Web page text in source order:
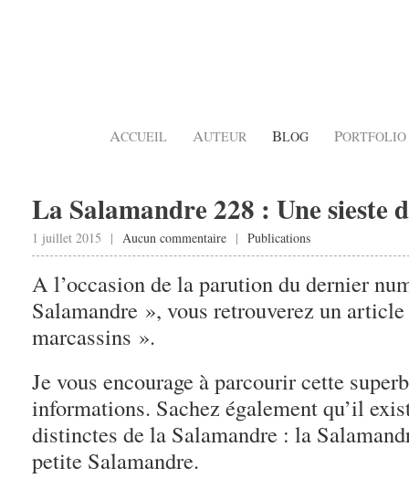
ACCUEIL AUTEUR BLOG PORTFOLIO
La Salamandre 228 : Une sieste
1 juillet 2015 | Aucun commentaire | Publications
A l’occasion de la parution du dernier
Salamandre », vous retrouverez un
marcassins ».
Je vous encourage à parcourir cette
informations. Sachez également qu’il
distinctes de la Salamandre : la
petite Salamandre.